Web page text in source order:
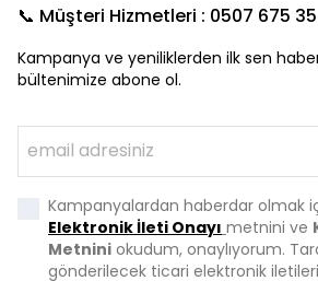
📞 Müşteri Hizmetleri : 0507 675
Kampanya ve yeniliklerden ilk sen
bültenimize abone ol.
Kampanyalardan haberdar olmak
Elektronik İleti Onayı metnini ve
Metnini okudum, onaylıyorum.
gönderilecek ticari elektronik